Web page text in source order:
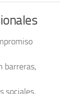
barreras,
sociales,